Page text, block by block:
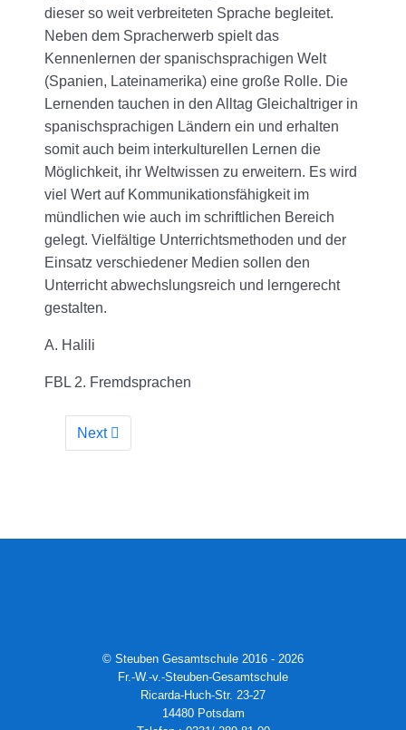
dieser so weit verbreiteten Sprache begleitet.
Neben dem Spracherwerb spielt das
Kennenlernen der spanischsprachigen Welt
(Spanien, Lateinamerika) eine große Rolle. Die
Lernenden tauchen in den Alltag Gleichaltriger in
spanischsprachigen Ländern ein und erhalten
somit auch beim interkulturellen Lernen die
Möglichkeit, ihr Weltwissen zu erweitern. Es wird
viel Wert auf Kommunikationsfähigkeit im
mündlichen wie auch im schriftlichen Bereich
gelegt. Vielfältige Unterrichtsmethoden und der
Einsatz verschiedener Medien sollen den
Unterricht abwechslungsreich und lerngerecht
gestalten.
A. Halili
FBL 2. Fremdsprachen
Next
© Steuben Gesamtschule 2016 - 2026
Fr.-W.-v.-Steuben-Gesamtschule
Ricarda-Huch-Str. 23-27
14480 Potsdam